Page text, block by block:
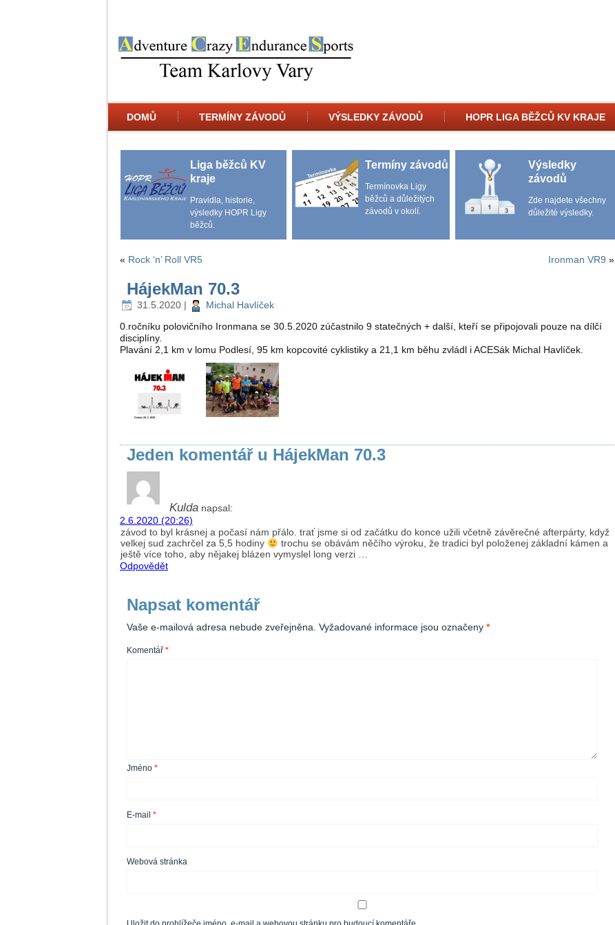
DOMŮ TERMÍNY ZÁVODŮ VÝSLEDKY ZÁVODŮ HOPR LIGA BĚŽCŮ KV KRAJE
Liga běžců KV
kraje
Pravidla, historie,
výsledky HOPR Ligy
běžců.
Termíny závodů
Termínovka Ligy
běžců a důležitých
závodů v okolí.
Výsledky
závodů
Zde najdete všechny
důležité výsledky.
« Rock ‘n’ Roll VR5 Ironman VR9 »
HájekMan 70.3
31.5.2020 |
Michal Havlíček
0.ročníku polovičního Ironmana se 30.5.2020 zúčastnilo 9 statečných + další, kteří se připojovali pouze na dílčí
disciplíny.
Plavání 2,1 km v lomu Podlesí, 95 km kopcovité cyklistiky a 21,1 km běhu zvládl i ACESák Michal Havlíček.
Jeden komentář u HájekMan 70.3
Kulda napsal:
2.6.2020 (20:26)
závod to byl krásnej a počasí nám přálo. trať jsme si od začátku do konce užili včetně závěrečné afterpárty, když
velkej sud zachrčel za 5,5 hodiny
trochu se obávám něčího výroku, že tradici byl položenej základní kámen a
ještě více toho, aby nějakej blázen vymyslel long verzi …
Odpovědět
Napsat komentář
Vaše e-mailová adresa nebude zveřejněna. Vyžadované informace jsou označeny *
Komentář *
Jméno *
E-mail *
Webová stránka